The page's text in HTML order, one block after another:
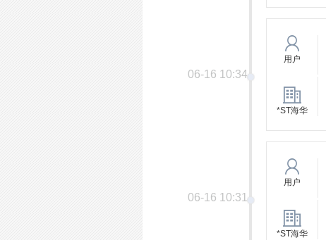
06-16 10:34
用户
*ST海华
06-16 10:31
用户
*ST海华